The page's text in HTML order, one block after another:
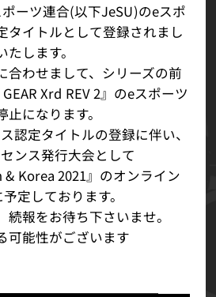
ーツ連合(以下JeSU)のeスポ
タイトルとして登録されまし
します。
合わせまして、シリーズの前
Xrd REV 2』のeスポーツ
になります。
認定タイトルの登録に伴い、
ンス発行大会として
& Korea 2021』のオンライン
定しております。
報をお待ち下さいませ。
可能性がございます